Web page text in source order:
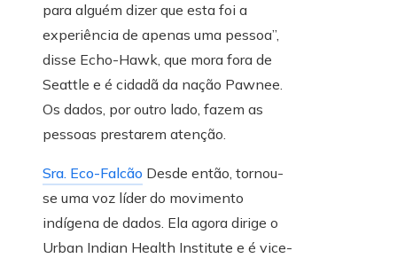
para alguém dizer que esta foi a
experiência de apenas uma pessoa”,
disse Echo-Hawk, que mora fora de
Seattle e é cidadã da nação Pawnee.
Os dados, por outro lado, fazem as
pessoas prestarem atenção.
Sra. Eco-Falcão Desde então, tornou-
se uma voz líder do movimento
indígena de dados. Ela agora dirige o
Urban Indian Health Institute e é vice-